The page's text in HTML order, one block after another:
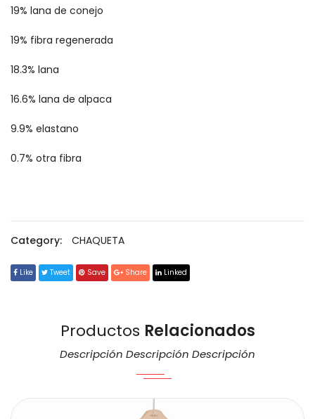
19% lana de conejo
19% fibra regenerada
18.3% lana
16.6% lana de alpaca
9.9% elastano
0.7% otra fibra
Category: CHAQUETA
Like Tweet Save Share Linked
Productos Relacionados
Descripción Descripción Descripción